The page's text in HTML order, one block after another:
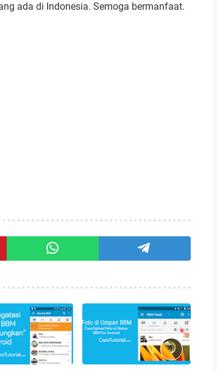
ada di Indonesia. Semoga bermanfaat.